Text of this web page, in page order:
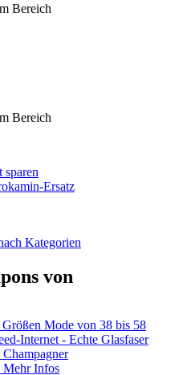
Bereich
Bereich
Kategorien
von